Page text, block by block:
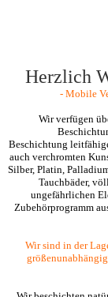
Herzlich
- Mobile
Wir verfügen
Beschichtung
auch verchromten
Silber, Platin,
Tauchbäder,
ungefährlichen
Zubehörprogramm
Wir sind in der